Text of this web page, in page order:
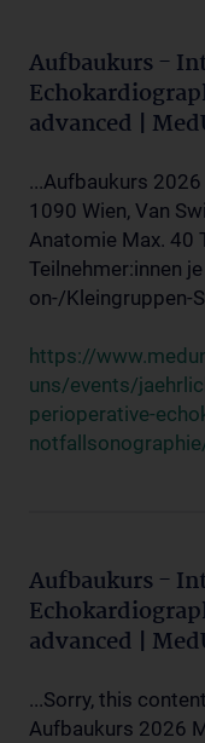
Aufbaukurs -
advanced |
...Aufbaukurs
1090 Wien, Van
Anatomie Max. 40
Teilnehmer:innen
on-/Kleingruppen-
https://
uns/events/
perioperative-
Aufbaukurs -
advanced |
...Sorry, this
Aufbaukurs 2026